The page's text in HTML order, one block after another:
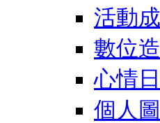
活動
數位
心情
個人